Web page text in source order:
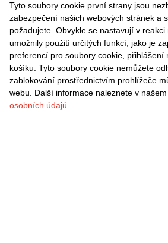
Danxen Pánské Jérémy Le
Douaron #21 Tmavě Modrá
Růžová Daleko Hráčské
Dresy 2025/26 Dres
Kč1.542,60 Kč
Tyto soubory cookie první strany jsou
zabezpečení našich webových stránek a
požadujete. Obvykle se nastavují v
umožnily použití určitých funkcí, jako je
preferencí pro soubory cookie, přihlášení
košíku. Tyto soubory cookie nemůžete
zablokování prostřednictvím prohlížeče
webu. Další informace naleznete v našem
osobních údajů